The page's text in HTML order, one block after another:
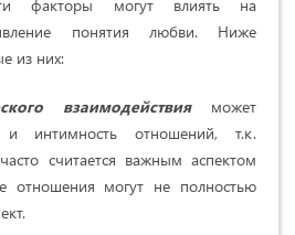
факторы могут влиять на
понятия любви. Ниже
из них:
взаимодействияможет
и интимность отношений, т.к.
считается важным аспектом
отношения могут не полностью